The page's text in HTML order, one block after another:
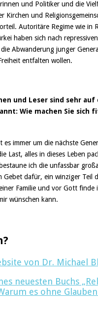
und Politiker und die
Kirchen und
Autoritäre Regime wie in
haben sich nach
Abwanderung junger
entfalten wollen.
und Leser sind sehr
Wie machen Sie sich
immer um die nächste
Last, alles in dieses Leben
ich die unfassbar
Gebet dafür, ein winziger Teil
Familie und vor Gott finde
wünschen kann.
von Dr. Michael
neuesten Buchs
es ohne